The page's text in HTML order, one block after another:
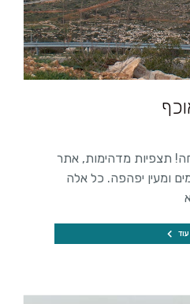
תצפיות מדהימות, אתר
ומעין יפהפה. כל אלה
עוד